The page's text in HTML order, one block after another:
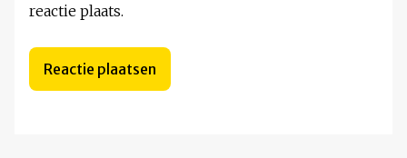
reactie plaats.